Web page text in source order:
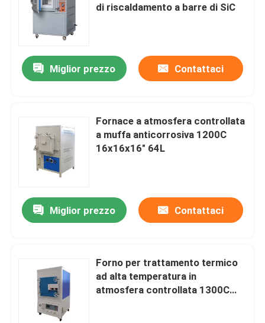
di riscaldamento a barre di SiC
Miglior prezzo Contattaci
Fornace a atmosfera controllata
a muffa anticorrosiva 1200C
16x16x16" 64L
Miglior prezzo Contattaci
Forno per trattamento termico
ad alta temperatura in
atmosfera controllata 1300C